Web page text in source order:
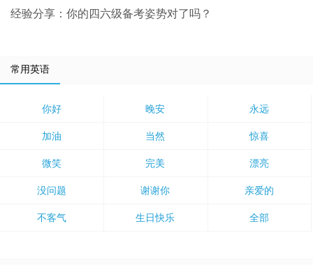
经验分享：你的四六级备考姿势对了吗？
常用英语
你好 晚安 永远
加油 当然 惊喜
微笑 完美 漂亮
没问题 谢谢你 亲爱的
不客气 生日快乐 全部